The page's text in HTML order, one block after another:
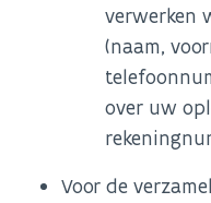
verwerken
(naam,
over uw
Voor de